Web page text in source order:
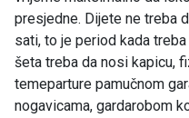
presjedne. Dijete ne treba
sati, to je period kada
šeta treba da nosi kapicu,
temeparture pamučnom
nogavicama, gardarobom